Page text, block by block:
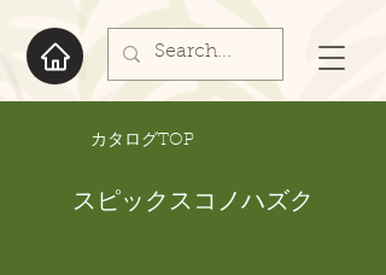
​カタログTOP
スピックスコノハズク